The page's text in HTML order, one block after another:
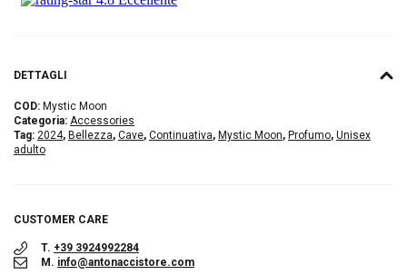
DETTAGLI
COD: Mystic Moon
Categoria: Accessories
Tag: 2024, Bellezza, Cave, Continuativa, Mystic Moon, Profumo, Unisex
adulto
CUSTOMER CARE
T. +39 3924992284
M. info@antonaccistore.com